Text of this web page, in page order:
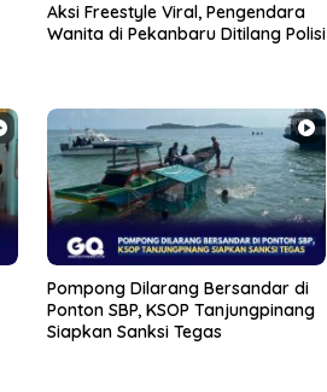
Aksi Freestyle Viral, Pengendara
Wanita di Pekanbaru Ditilang Polisi
Pompong Dilarang Bersandar di
Ponton SBP, KSOP Tanjungpinang
Siapkan Sanksi Tegas